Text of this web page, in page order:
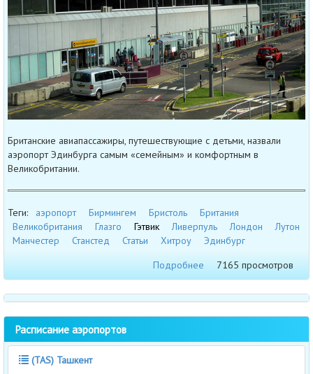
Британские авиапассажиры, путешествующие с детьми, назвали
аэропорт Эдинбурга самым «семейным» и комфортным в
Великобритании.
Теги: аэропорт Бирмингем Бристоль
Британия
Великобритания
Глазго Гэтвик Ливерпуль Лондон
Лутон
Манчестер
Станстед Статьи Хитроу
Эдинбург
Подробнее
7165 просмотров
Расписание аэропортов
(TAS) Ташкент